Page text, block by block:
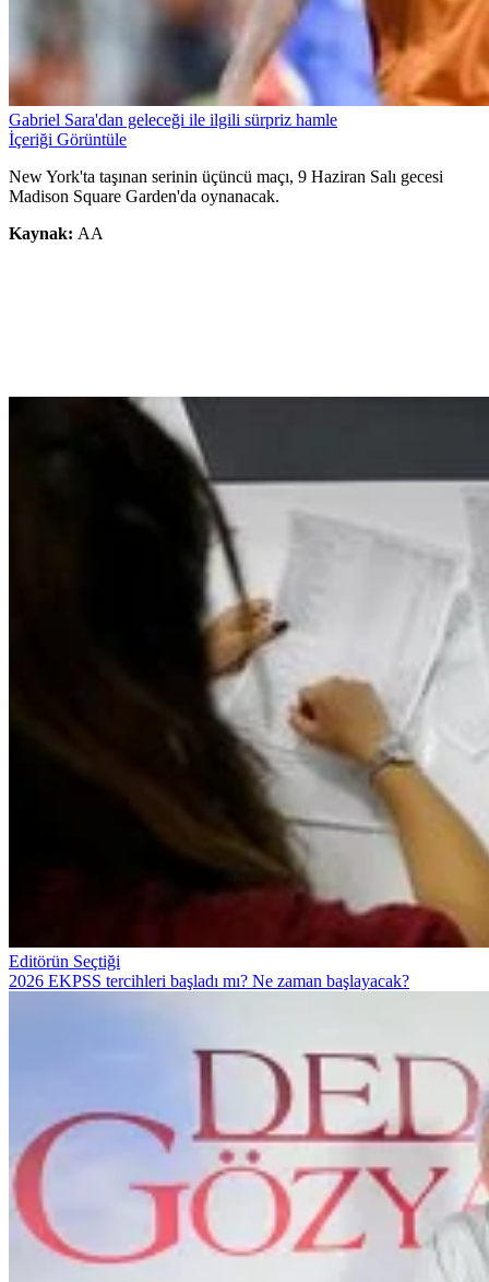
Gabriel Sara'dan geleceği ile ilgili sürpriz hamle
İçeriği Görüntüle
New York'ta taşınan serinin üçüncü maçı, 9 Haziran Salı gecesi
Madison Square Garden'da oynanacak.
Kaynak: AA
Editörün Seçtiği
2026 EKPSS tercihleri başladı mı? Ne zaman başlayacak?